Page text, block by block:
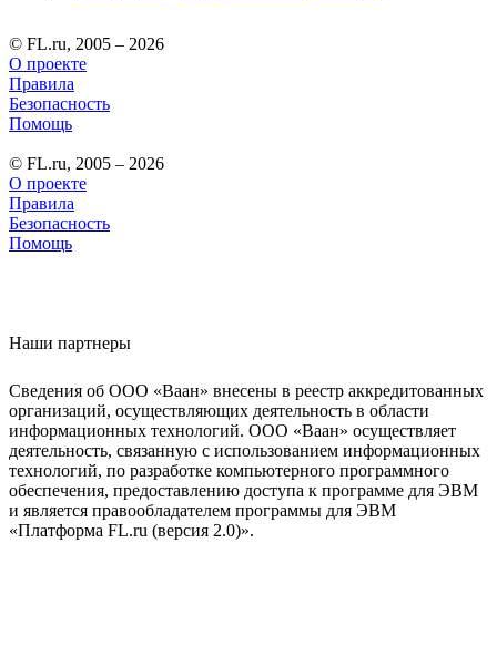
© FL.ru, 2005 – 2026
О проекте
Правила
Безопасность
Помощь
© FL.ru, 2005 – 2026
О проекте
Правила
Безопасность
Помощь
Наши партнеры
Сведения об ООО «Ваан» внесены в реестр аккредитованных
организаций, осуществляющих деятельность в области
информационных технологий. ООО «Ваан» осуществляет
деятельность, связанную с использованием информационных
технологий, по разработке компьютерного программного
обеспечения, предоставлению доступа к программе для ЭВМ
и является правообладателем программы для ЭВМ
«Платформа FL.ru (версия 2.0)».